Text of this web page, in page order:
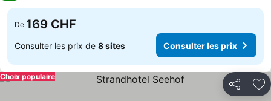
De 169 CHF
Consulter les prix de 8 sites Consulter les prix
Partager
Choix populaire